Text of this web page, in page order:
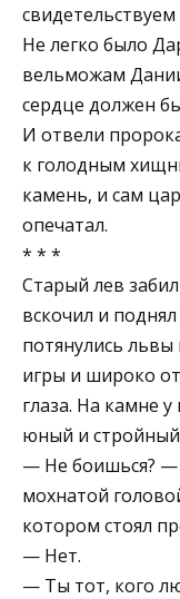
Не легко было
вельможам
сердце должен
И отвели
к голодным
камень, и сам
опечатал.
* * *
Старый лев
вскочил и
потянулись
игры и широко
глаза. На камне
юный и
— Не боишься? —
мохнатой
котором стоял
— Нет.
— Ты тот, кого